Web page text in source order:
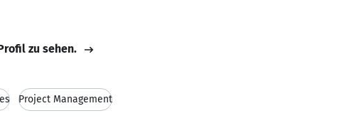
zu sehen.
Project Management